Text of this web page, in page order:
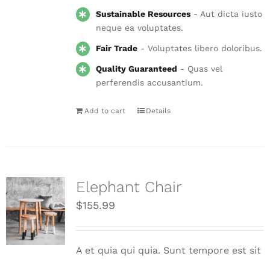
Sustainable Resources - Aut dicta iusto
neque ea voluptates.
Fair Trade - Voluptates libero doloribus.
Quality Guaranteed - Quas vel
perferendis accusantium.
Add to cart Details
Elephant Chair
$155.99
A et quia qui quia. Sunt tempore est sit